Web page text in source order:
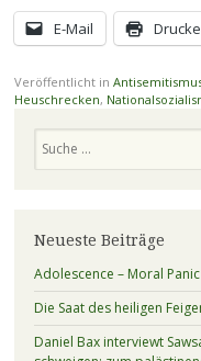
E-Mail
Veröffentlicht in
Heuschrecken,
Neueste Beiträge
Adolescence – Moral
Die Saat des heiligen
Daniel Bax interviewt